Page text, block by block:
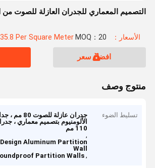
التصميم المعماري للجدران العازلة للصوت من
الأسعار：US$135.8 Per Square Meter MOQ：20 متر مربع
افضل سعر
منتوج وصف
تسليط الضوء
جدران عازلة
الألومنيوم بتصميم معماري ،
110 مم
,
Aluminum Partition
Wall
,
Partition Walls